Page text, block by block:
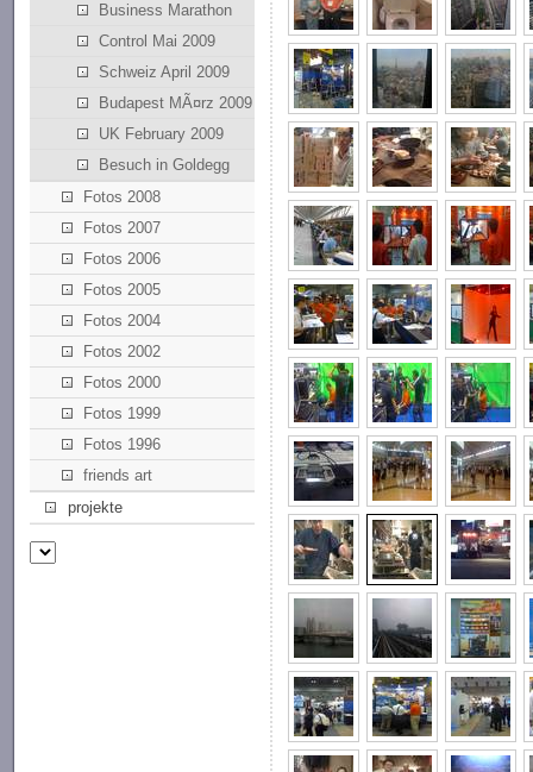
Business Marathon
Control Mai 2009
Schweiz April 2009
Budapest MÃ¤rz 2009
UK February 2009
Besuch in Goldegg
Fotos 2008
Fotos 2007
Fotos 2006
Fotos 2005
Fotos 2004
Fotos 2002
Fotos 2000
Fotos 1999
Fotos 1996
friends art
projekte